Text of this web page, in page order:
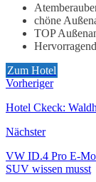
chöne
TOP
Zum Hotel
Vorheriger
Hotel Ckeck:
Nächster
VW ID.4 Pro E-
SUV wissen musst